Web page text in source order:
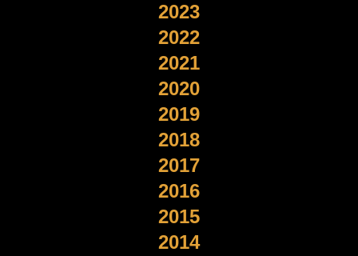
2023
2022
2021
2020
2019
2018
2017
2016
2015
2014